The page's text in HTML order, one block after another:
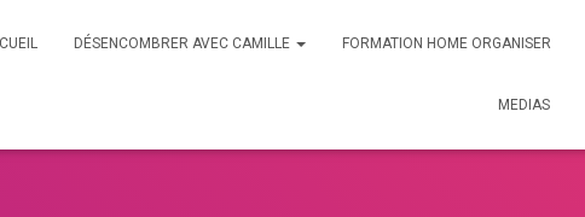
DÉSENCOMBRER AVEC CAMILLE FORMATION HOME ORGANISER
MEDIAS